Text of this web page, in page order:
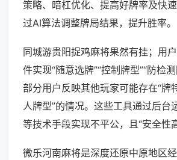
策略、暗杠优化、提高好牌率及快
过AI算法调整牌局结果，提升胜率。
同城游贵阳捉鸡麻将果然有挂；用
件实现“随意选牌”“控制牌型”“防检测
部分用户反映其他玩家可能存在“牌
人牌型”的情况。这些工具通过后台
等技术手段实现不平公，且“安全性高
微乐河南麻将是深度还原中原地区